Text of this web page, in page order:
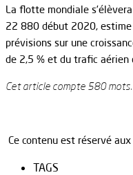
La flotte mondiale
22 880 début 2020, estime
prévisions sur une
de 2,5 % et du trafic aérien
Cet article compte 580 mots.
Ce contenu est réservé
TAGS